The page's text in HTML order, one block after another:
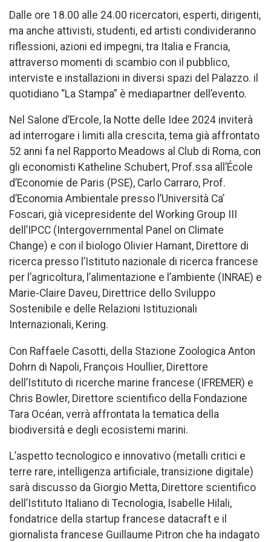
Dalle ore 18.00 alle 24.00 ricercatori, esperti, dirigenti,
ma anche attivisti, studenti, ed artisti condivideranno
riflessioni, azioni ed impegni, tra Italia e Francia,
attraverso momenti di scambio con il pubblico,
interviste e installazioni in diversi spazi del Palazzo. il
quotidiano “La Stampa” è mediapartner dell’evento.
Nel Salone d’Ercole, la Notte delle Idee 2024 inviterà
ad interrogare i limiti alla crescita, tema già affrontato
52 anni fa nel Rapporto Meadows al Club di Roma, con
gli economisti Katheline Schubert, Prof.ssa all’École
d’Economie de Paris (PSE), Carlo Carraro, Prof.
d’Economia Ambientale presso l’Università Ca’
Foscari, già vicepresidente del Working Group III
dell’IPCC (Intergovernmental Panel on Climate
Change) e con il biologo Olivier Hamant, Direttore di
ricerca presso l’Istituto nazionale di ricerca francese
per l’agricoltura, l’alimentazione e l’ambiente (INRAE) e
Marie-Claire Daveu, Direttrice dello Sviluppo
Sostenibile e delle Relazioni Istituzionali
Internazionali, Kering.
Con Raffaele Casotti, della Stazione Zoologica Anton
Dohrn di Napoli, François Houllier, Direttore
dell’Istituto di ricerche marine francese (IFREMER) e
Chris Bowler, Direttore scientifico della Fondazione
Tara Océan, verrà affrontata la tematica della
biodiversità e degli ecosistemi marini.
L’aspetto tecnologico e innovativo (metalli critici e
terre rare, intelligenza artificiale, transizione digitale)
sarà discusso da Giorgio Metta, Direttore scientifico
dell’Istituto Italiano di Tecnologia, Isabelle Hilali,
fondatrice della startup francese datacraft e il
giornalista francese Guillaume Pitron che ha indagato